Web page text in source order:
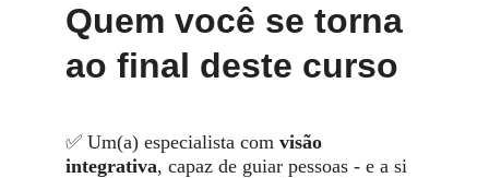
Quem você se torna
ao final deste curso
✅ Um(a) especialista com visão
integrativa, capaz de guiar pessoas - e a si